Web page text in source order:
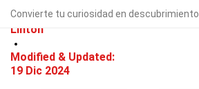
Convierte tu curiosidad en descubrimiento
Escrito Por:Juliet
Linton
Modified & Updated:
19 Dic 2024
editoriales